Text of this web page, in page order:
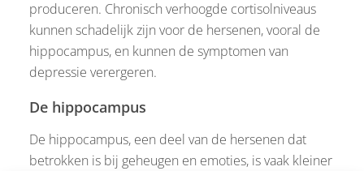
produceren. Chronisch verhoogde cortisolniveaus
kunnen schadelijk zijn voor de hersenen, vooral de
hippocampus, en kunnen de symptomen van
depressie verergeren.
De hippocampus
De hippocampus, een deel van de hersenen dat
betrokken is bij geheugen en emoties, is vaak kleiner